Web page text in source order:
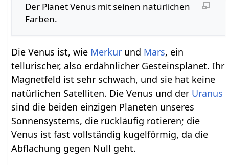
Der Planet Venus mit seinen natürlichen
Farben.
Die Venus ist, wie Merkur und Mars, ein
tellurischer, also erdähnlicher Gesteinsplanet. Ihr
Magnetfeld ist sehr schwach, und sie hat keine
natürlichen Satelliten. Die Venus und der Uranus
sind die beiden einzigen Planeten unseres
Sonnensystems, die rückläufig rotieren; die
Venus ist fast vollständig kugelförmig, da die
Abflachung gegen Null geht.